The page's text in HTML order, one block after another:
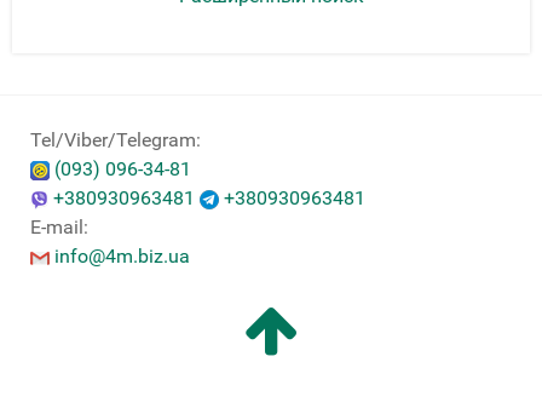
Tel/Viber/Telegram:
(093) 096-34-81
+380930963481
+380930963481
E-mail:
info@4m.biz.ua